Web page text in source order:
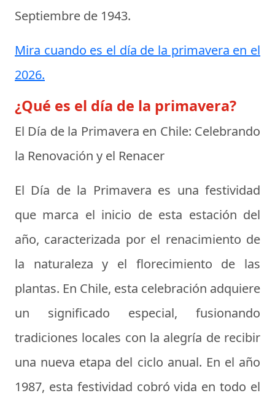
Septiembre de 1943.
Mira cuando es el día de la primavera en el
2026.
¿Qué es el día de la primavera?
El Día de la Primavera en Chile: Celebrando
la Renovación y el Renacer
El Día de la Primavera es una festividad
que marca el inicio de esta estación del
año, caracterizada por el renacimiento de
la naturaleza y el florecimiento de las
plantas. En Chile, esta celebración adquiere
un significado especial, fusionando
tradiciones locales con la alegría de recibir
una nueva etapa del ciclo anual. En el año
1987, esta festividad cobró vida en todo el